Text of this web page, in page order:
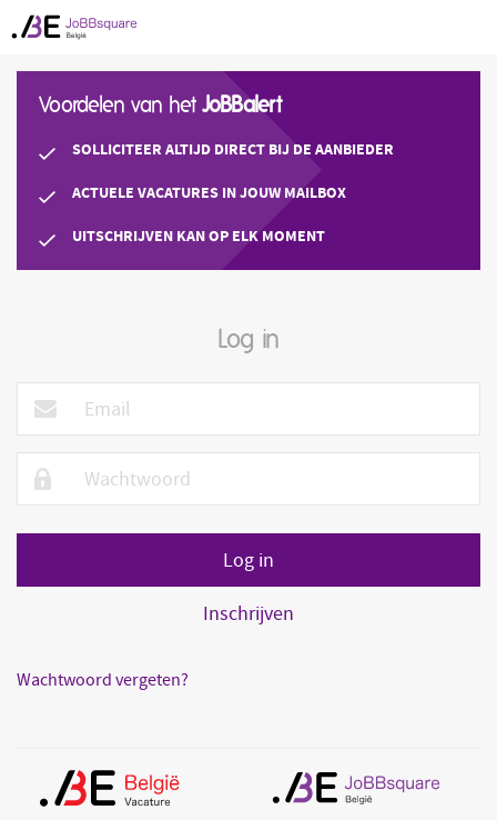
Voordelen van het JoBBalert
SOLLICITEER ALTIJD DIRECT BIJ DE AANBIEDER
ACTUELE VACATURES IN JOUW MAILBOX
UITSCHRIJVEN KAN OP ELK MOMENT
Log in
Inschrijven
Wachtwoord vergeten?